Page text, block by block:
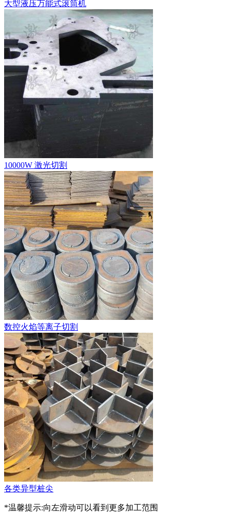
大型液压万能式滚筒机
10000W 激光切割
数控火焰等离子切割
各类异型桩尖
*温馨提示:向左滑动可以看到更多加工范围